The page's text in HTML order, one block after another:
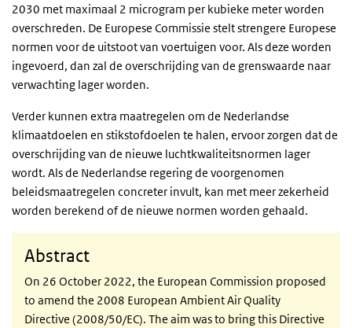
2030 met maximaal 2 microgram per kubieke meter worden
overschreden. De Europese Commissie stelt strengere Europese
normen voor de uitstoot van voertuigen voor. Als deze worden
ingevoerd, dan zal de overschrijding van de grenswaarde naar
verwachting lager worden.
Verder kunnen extra maatregelen om de Nederlandse
klimaatdoelen en stikstofdoelen te halen, ervoor zorgen dat de
overschrijding van de nieuwe luchtkwaliteitsnormen lager
wordt. Als de Nederlandse regering de voorgenomen
beleidsmaatregelen concreter invult, kan met meer zekerheid
worden berekend of de nieuwe normen worden gehaald.
Abstract
On 26 October 2022, the European Commission proposed
to amend the 2008 European Ambient Air Quality
Directive (2008/50/EC). The aim was to bring this Directive